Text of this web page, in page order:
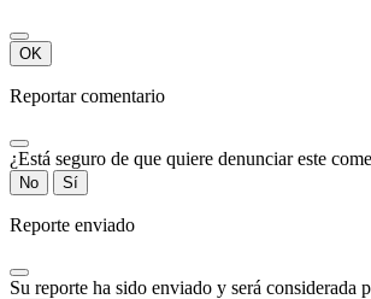
OK
Reportar comentario
¿Está seguro de que quiere denunciar este
No Sí
Reporte enviado
Su reporte ha sido enviado y será considerada